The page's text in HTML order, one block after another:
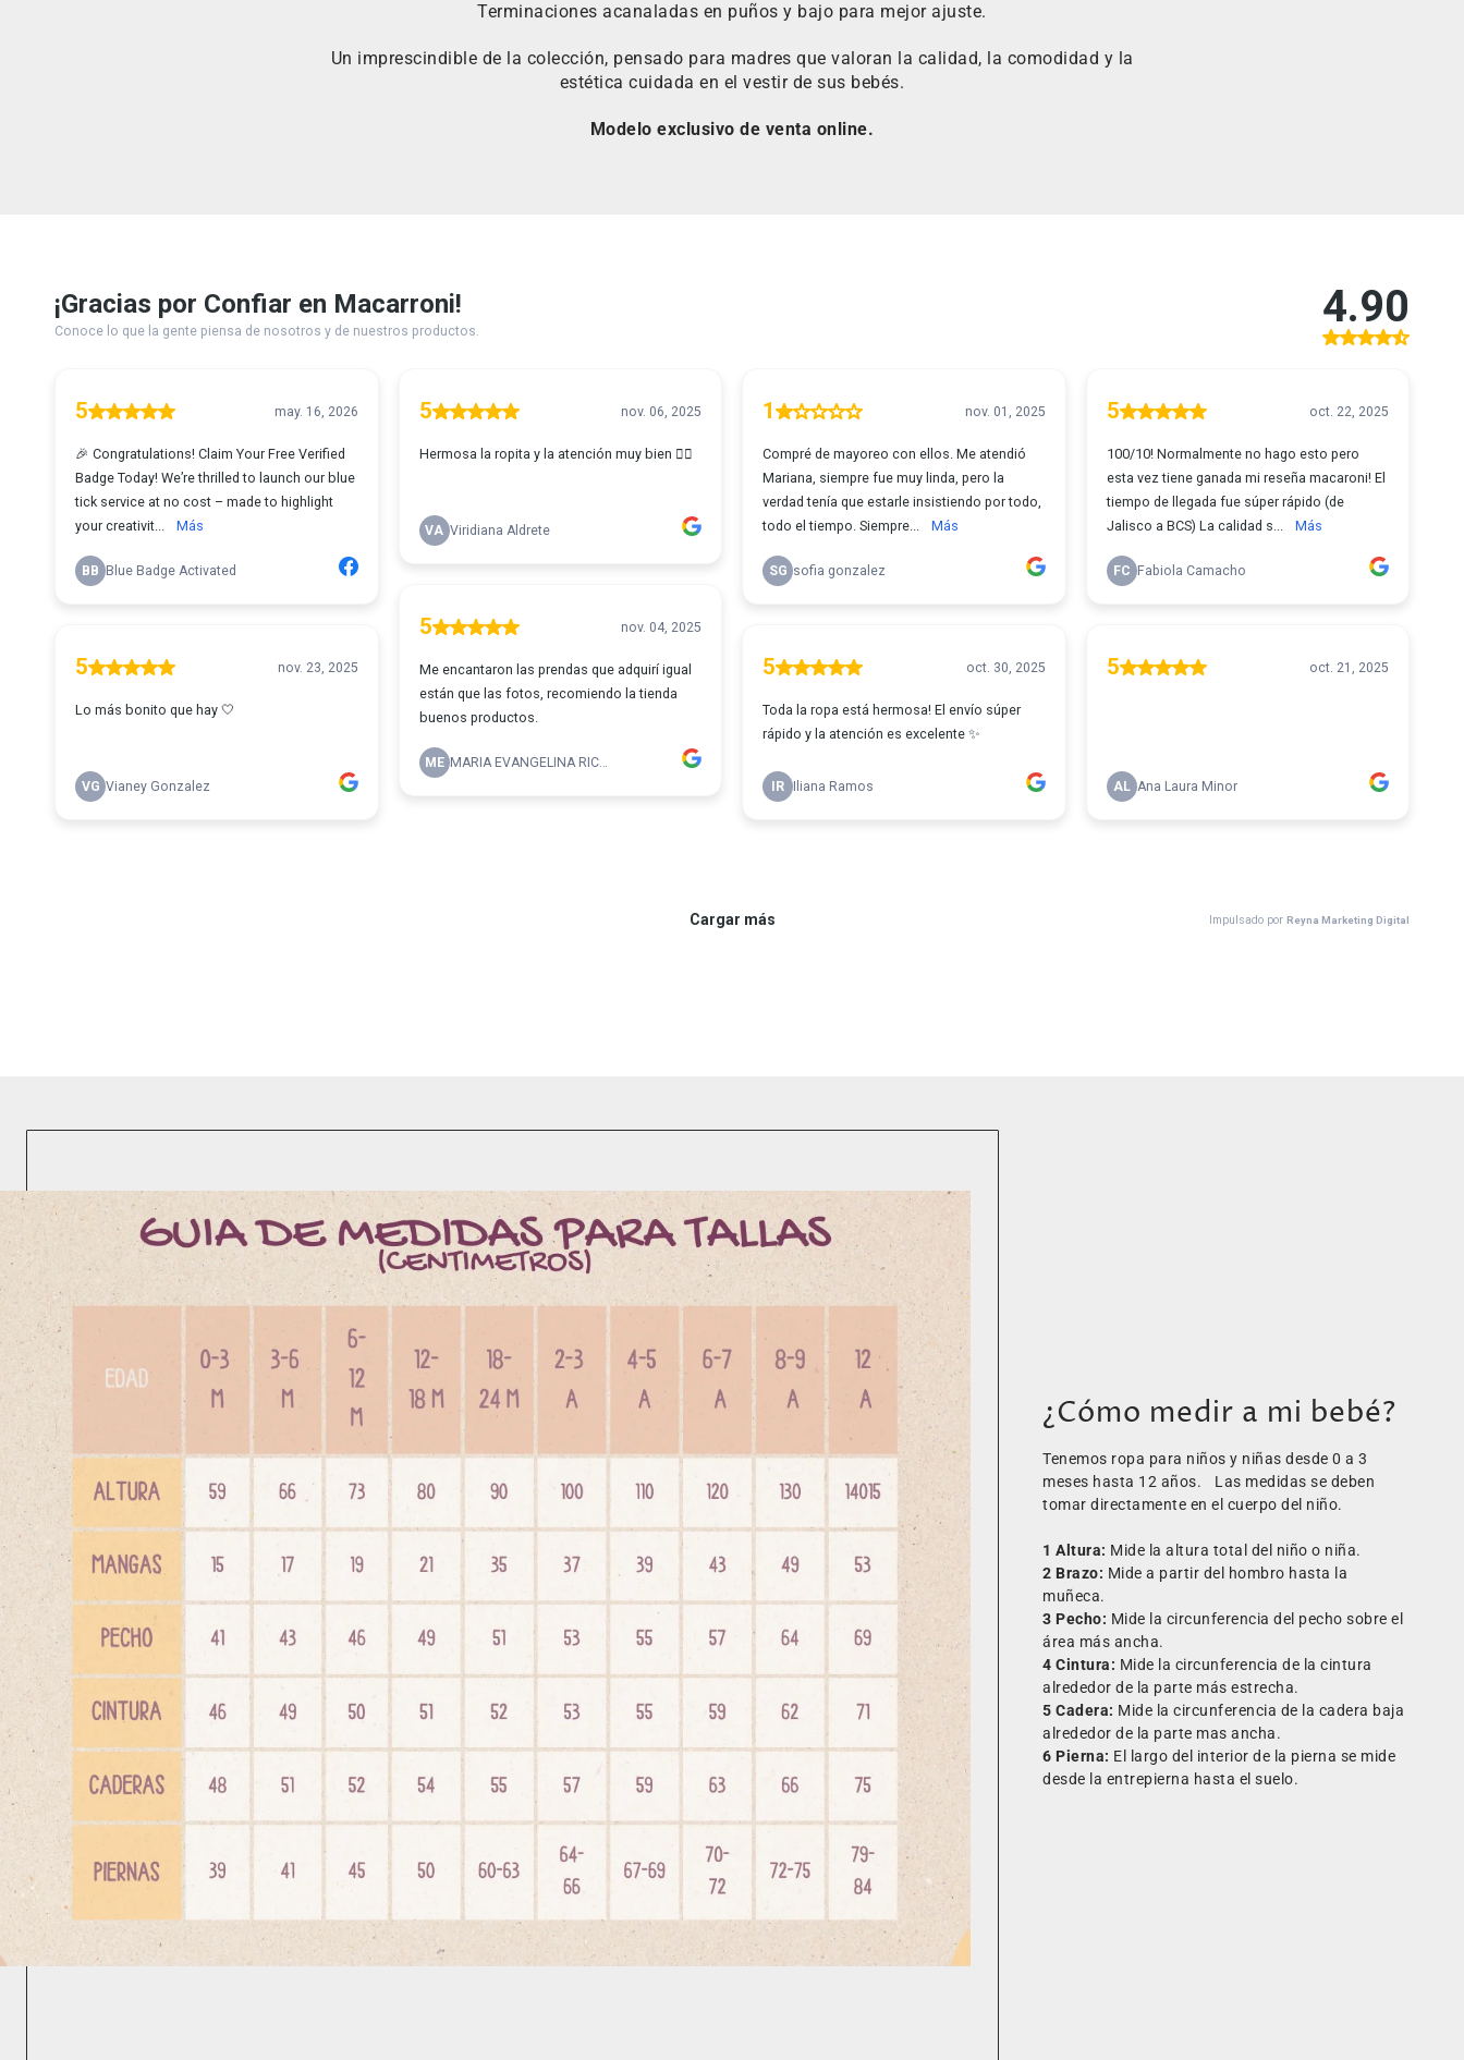
Terminaciones acanaladas en puños y bajo para mejor ajuste.
Un imprescindible de la colección, pensado para madres que valoran la calidad, la comodidad y la
estética cuidada en el vestir de sus bebés.
Modelo exclusivo de venta online.
¿Cómo medir a mi bebé?
Tenemos ropa para niños y niñas desde 0 a 3
meses hasta 12 años. Las medidas se deben
tomar directamente en el cuerpo del niño.
1 Altura: Mide la altura total del niño o niña.
2 Brazo: Mide a partir del hombro hasta la
muñeca.
3 Pecho: Mide la circunferencia del pecho sobre el
área más ancha.
4 Cintura: Mide la circunferencia de la cintura
alrededor de la parte más estrecha.
5 Cadera: Mide la circunferencia de la cadera baja
alrededor de la parte mas ancha.
6 Pierna: El largo del interior de la pierna se mide
desde la entrepierna hasta el suelo.